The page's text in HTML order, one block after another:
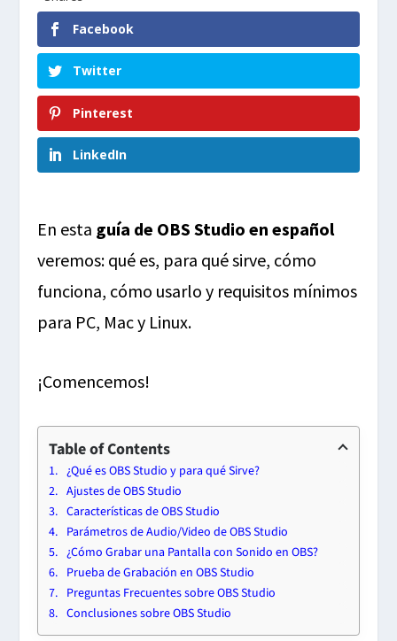
Facebook
Twitter
Pinterest
LinkedIn
En esta guía de OBS Studio en español
veremos: qué es, para qué sirve, cómo
funciona, cómo usarlo y requisitos mínimos
para PC, Mac y Linux.
¡Comencemos!
Table of Contents
¿Qué es OBS Studio y para qué Sirve?
Ajustes de OBS Studio
Características de OBS Studio
Parámetros de Audio/Video de OBS Studio
¿Cómo Grabar una Pantalla con Sonido en OBS?
Prueba de Grabación en OBS Studio
Preguntas Frecuentes sobre OBS Studio
Conclusiones sobre OBS Studio